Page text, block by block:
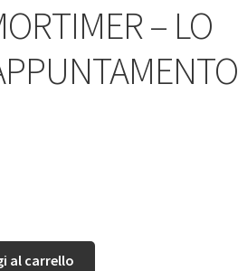
– LO
al carrello